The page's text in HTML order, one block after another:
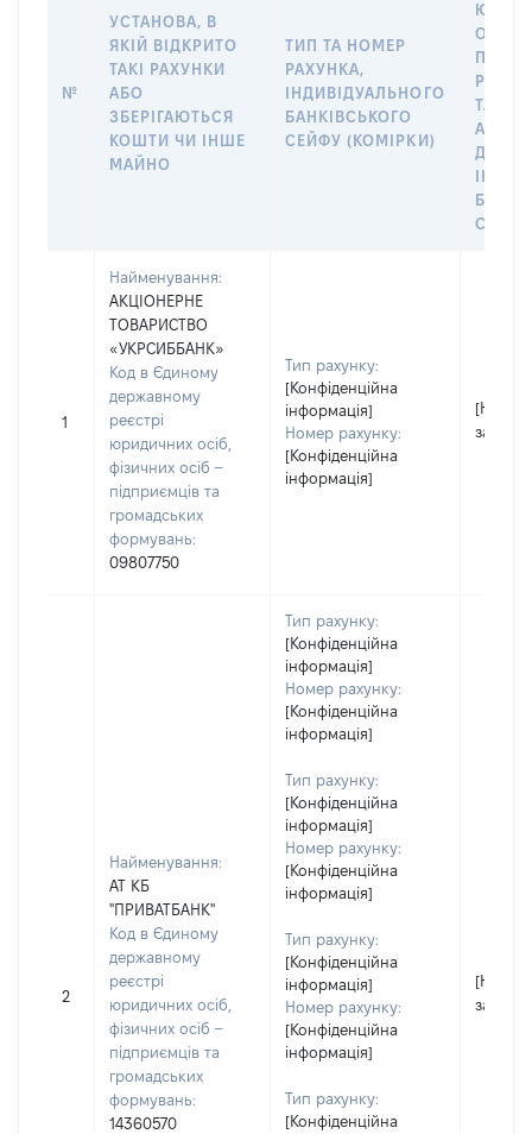
№
УСТАНОВА, В
ЯКІЙ ВІДКРИТО
ТАКІ РАХУНКИ
АБО
ЗБЕРІГАЮТЬСЯ
КОШТИ ЧИ ІНШЕ
МАЙНО
ТИП ТА НОМЕР
РАХУНКА,
ІНДИВІДУАЛЬНОГО
БАНКІВСЬКОГО
СЕЙФУ (КОМІРКИ)
ПРАВО
АБО
ДО
1
Найменування:
АКЦІОНЕРНЕ
ТОВАРИСТВО
«УКРСИББАНК»
Код в Єдиному
державному
реєстрі
юридичних осіб,
фізичних осіб –
підприємців та
громадських
формувань:
09807750
Тип рахунку:
[Конфіденційна
інформація]
Номер рахунку:
[Конфіденційна
інформація]
[Не
2
Найменування:
АТ КБ
"ПРИВАТБАНК"
Код в Єдиному
державному
реєстрі
юридичних осіб,
фізичних осіб –
підприємців та
громадських
формувань:
14360570
Тип рахунку:
[Конфіденційна
інформація]
Номер рахунку:
[Конфіденційна
інформація]
Тип рахунку:
[Конфіденційна
інформація]
Номер рахунку:
[Конфіденційна
інформація]
Тип рахунку:
[Конфіденційна
інформація]
Номер рахунку:
[Конфіденційна
інформація]
Тип рахунку:
[Конфіденційна
[Не